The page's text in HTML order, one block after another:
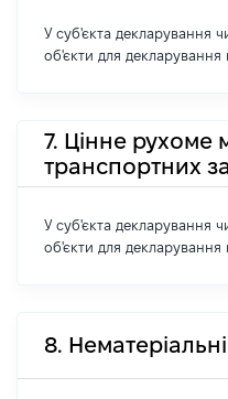
У суб'єкта декларування
об'єкти для декларування
7. Цінне рухоме
транспортних
У суб'єкта декларування
об'єкти для декларування
8.